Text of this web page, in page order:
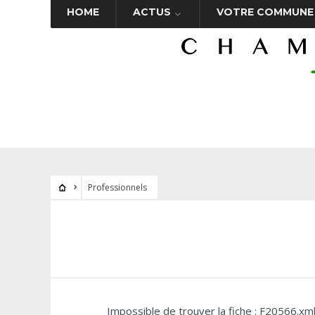
HOME ACTUS VOTRE COMMUNE
Professionnels
Impossible de trouver la fiche : F20566.xml